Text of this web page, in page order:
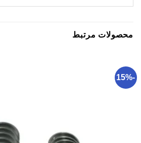
محصولات مرتبط
-15%